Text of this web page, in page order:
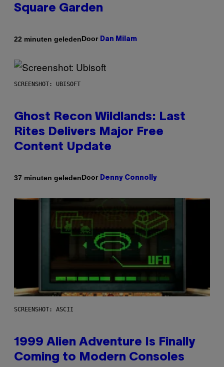
Square Garden
22 minuten geledenDoor Dan Milam
SCREENSHOT: UBISOFT
Ghost Recon Wildlands: Last
Rites Delivers Major Free
Content Update
37 minuten geledenDoor Denny Connolly
SCREENSHOT: ASCII
1999 Alien Adventure Is Finally
Coming to Modern Consoles